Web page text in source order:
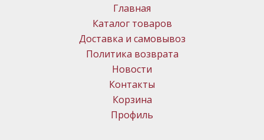
Главная
Каталог товаров
Доставка и самовывоз
Политика возврата
Новости
Контакты
Корзина
Профиль